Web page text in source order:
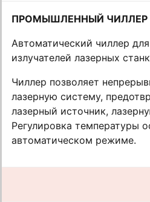
ПРОМЫШЛЕННЫЙ ЧИЛЛЕР
Автоматический чиллер
излучателей лазерных
Чиллер позволяет
лазерную систему,
лазерный источник,
Регулировка температуры
автоматическом режиме.